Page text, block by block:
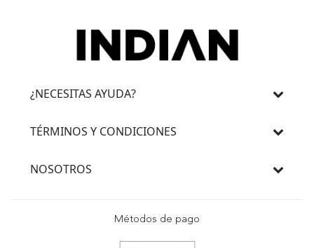
¿NECESITAS AYUDA?
TÉRMINOS Y CONDICIONES
NOSOTROS
Métodos de pago